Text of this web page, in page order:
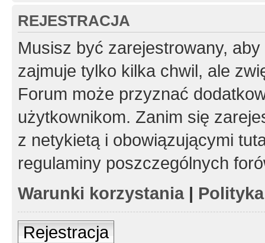
REJESTRACJA
Musisz być zarejestrowany,
zajmuje tylko kilka chwil, ale
Forum może przyznać
użytkownikom. Zanim się
z netykietą i obowiązującymi
regulaminy poszczególnych
Warunki korzystania|
Rejestracja